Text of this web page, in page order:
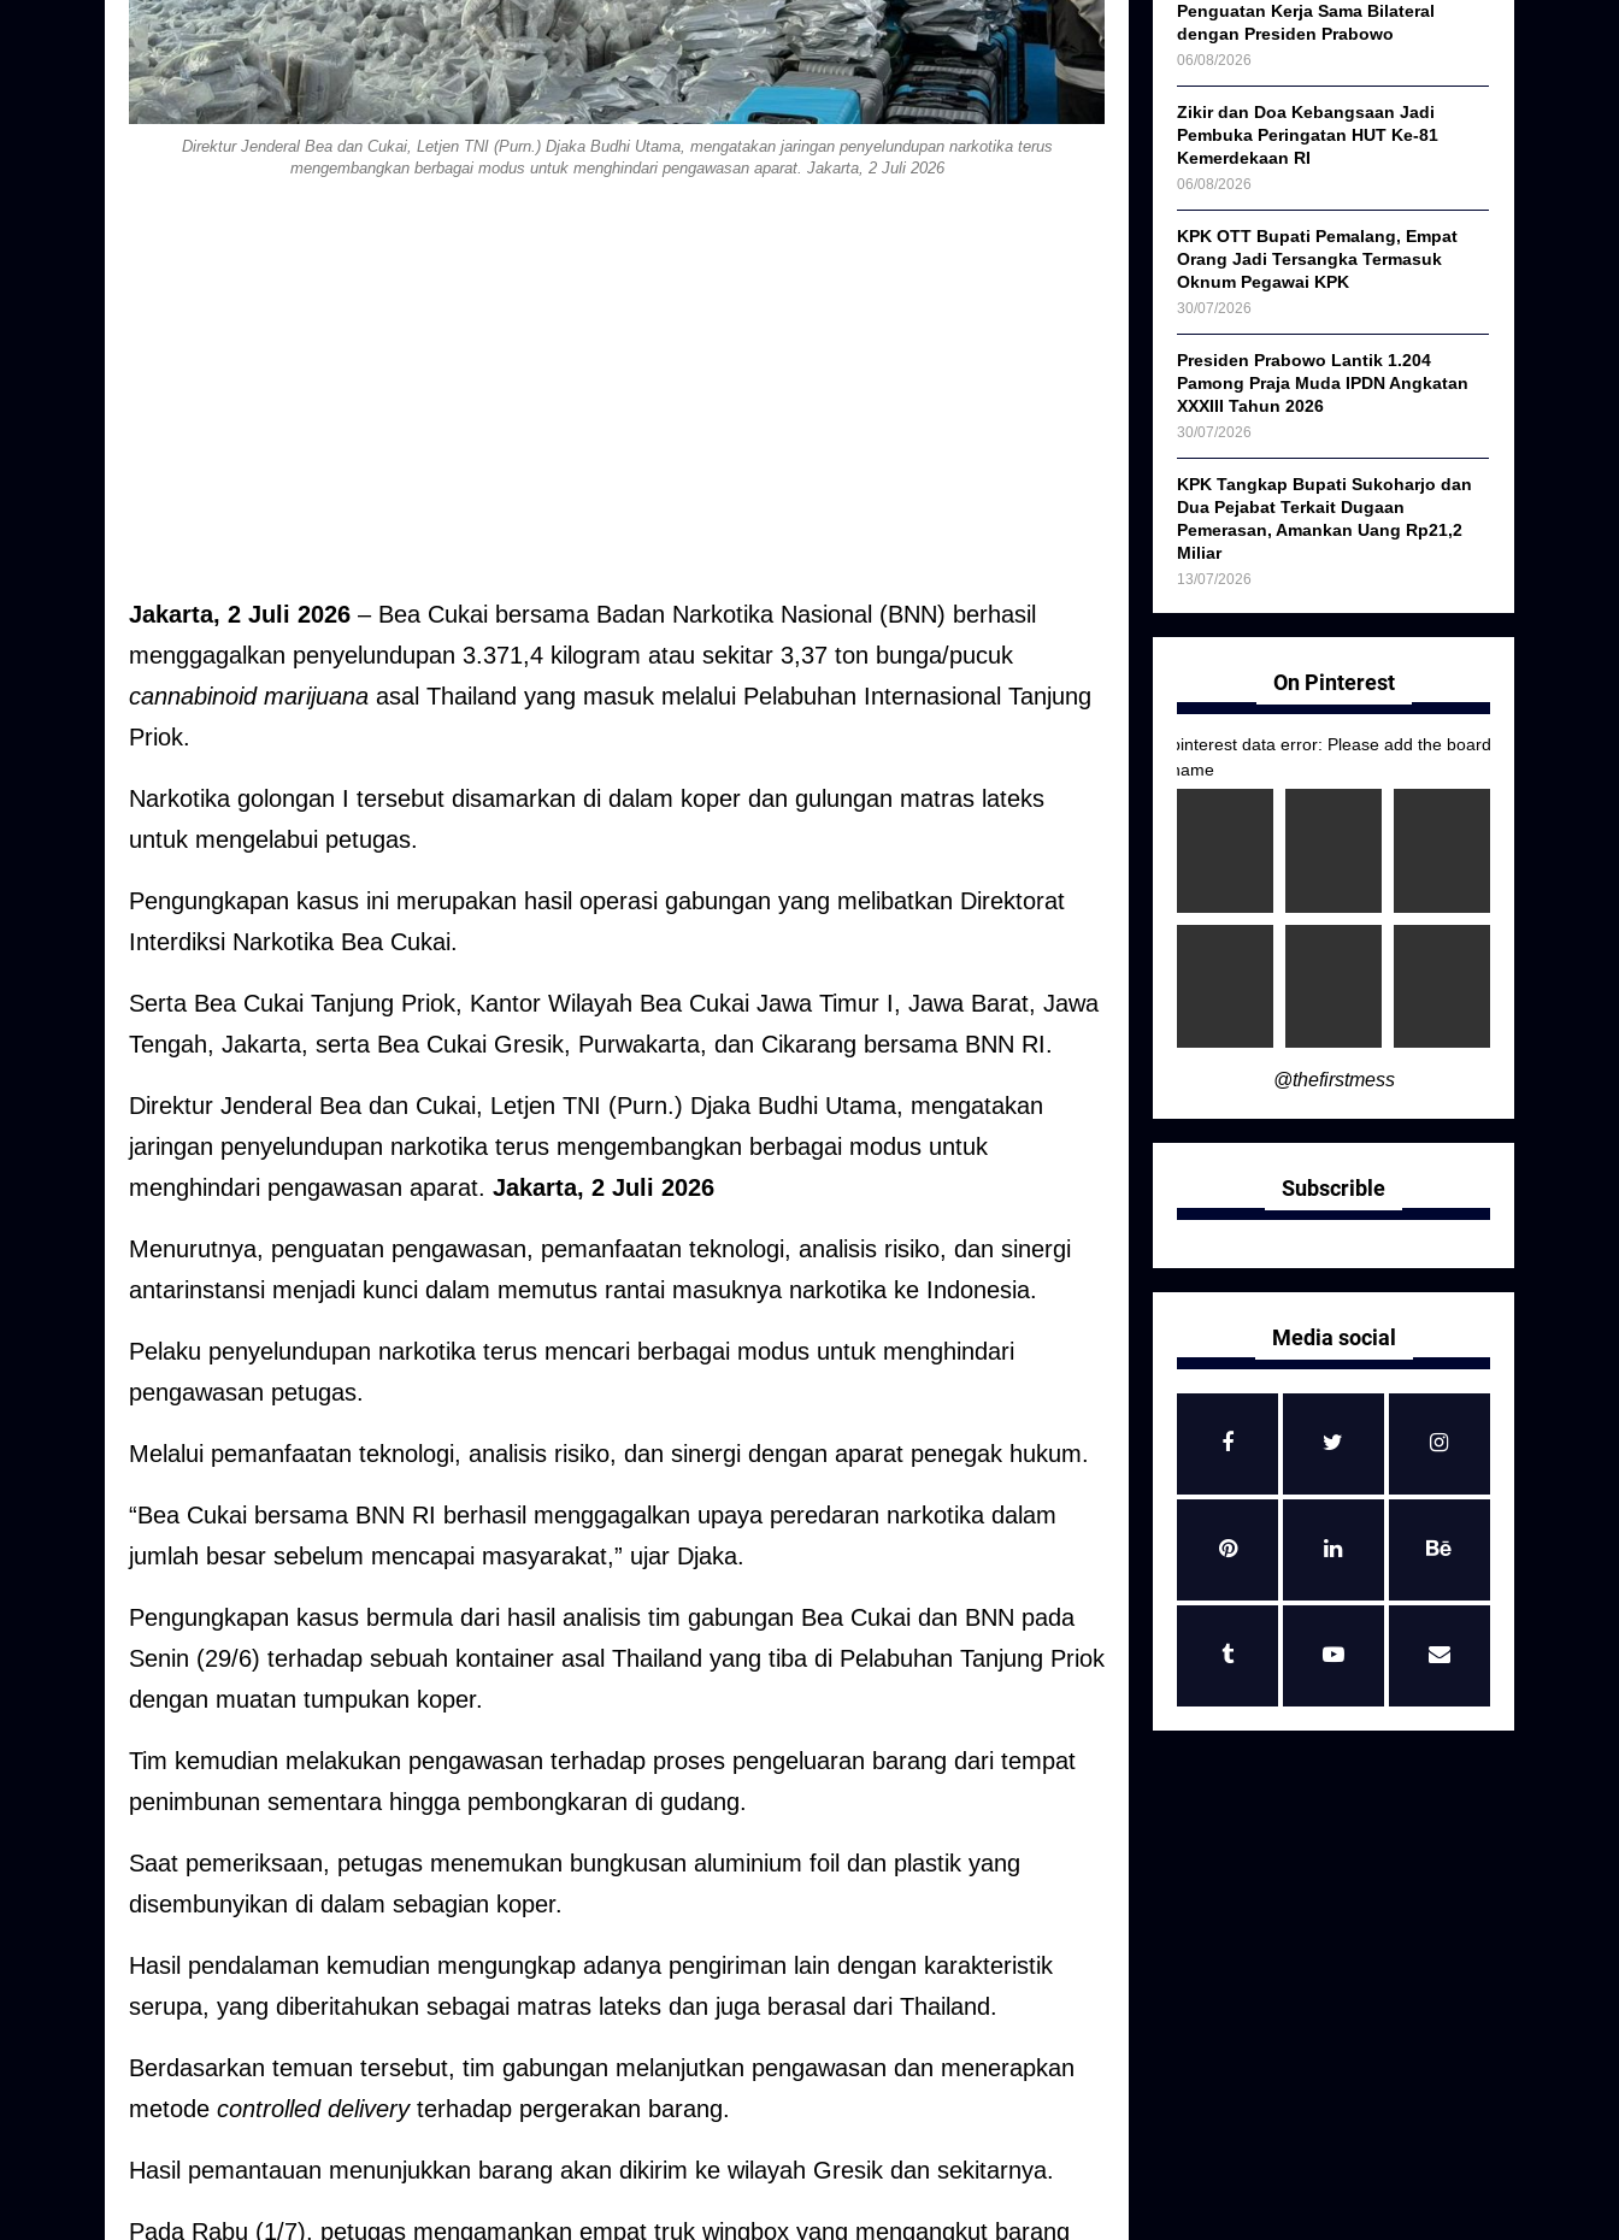
Direktur Jenderal Bea dan Cukai, Letjen TNI (Purn.) Djaka Budhi Utama, mengatakan jaringan penyelundupan narkotika terus
mengembangkan berbagai modus untuk menghindari pengawasan aparat. Jakarta, 2 Juli 2026
Jakarta, 2 Juli 2026 – Bea Cukai bersama Badan Narkotika Nasional (BNN) berhasil
menggagalkan penyelundupan 3.371,4 kilogram atau sekitar 3,37 ton bunga/pucuk
cannabinoid marijuana asal Thailand yang masuk melalui Pelabuhan Internasional Tanjung
Priok.
Narkotika golongan I tersebut disamarkan di dalam koper dan gulungan matras lateks
untuk mengelabui petugas.
Pengungkapan kasus ini merupakan hasil operasi gabungan yang melibatkan Direktorat
Interdiksi Narkotika Bea Cukai.
Serta Bea Cukai Tanjung Priok, Kantor Wilayah Bea Cukai Jawa Timur I, Jawa Barat, Jawa
Tengah, Jakarta, serta Bea Cukai Gresik, Purwakarta, dan Cikarang bersama BNN RI.
Direktur Jenderal Bea dan Cukai, Letjen TNI (Purn.) Djaka Budhi Utama, mengatakan
jaringan penyelundupan narkotika terus mengembangkan berbagai modus untuk
menghindari pengawasan aparat. Jakarta, 2 Juli 2026
Menurutnya, penguatan pengawasan, pemanfaatan teknologi, analisis risiko, dan sinergi
antarinstansi menjadi kunci dalam memutus rantai masuknya narkotika ke Indonesia.
Pelaku penyelundupan narkotika terus mencari berbagai modus untuk menghindari
pengawasan petugas.
Melalui pemanfaatan teknologi, analisis risiko, dan sinergi dengan aparat penegak hukum.
“Bea Cukai bersama BNN RI berhasil menggagalkan upaya peredaran narkotika dalam
jumlah besar sebelum mencapai masyarakat,” ujar Djaka.
Pengungkapan kasus bermula dari hasil analisis tim gabungan Bea Cukai dan BNN pada
Senin (29/6) terhadap sebuah kontainer asal Thailand yang tiba di Pelabuhan Tanjung Priok
dengan muatan tumpukan koper.
Tim kemudian melakukan pengawasan terhadap proses pengeluaran barang dari tempat
penimbunan sementara hingga pembongkaran di gudang.
Saat pemeriksaan, petugas menemukan bungkusan aluminium foil dan plastik yang
disembunyikan di dalam sebagian koper.
Hasil pendalaman kemudian mengungkap adanya pengiriman lain dengan karakteristik
serupa, yang diberitahukan sebagai matras lateks dan juga berasal dari Thailand.
Berdasarkan temuan tersebut, tim gabungan melanjutkan pengawasan dan menerapkan
metode controlled deliveryterhadap pergerakan barang.
Hasil pemantauan menunjukkan barang akan dikirim ke wilayah Gresik dan sekitarnya.
Pada Rabu (1/7), petugas mengamankan empat truk wingbox yang mengangkut barang
Penguatan Kerja Sama Bilateral
dengan Presiden Prabowo
06/08/2026
Zikir dan Doa Kebangsaan Jadi
Pembuka Peringatan HUT Ke-81
Kemerdekaan RI
06/08/2026
KPK OTT Bupati Pemalang, Empat
Orang Jadi Tersangka Termasuk
Oknum Pegawai KPK
30/07/2026
Presiden Prabowo Lantik 1.204
Pamong Praja Muda IPDN Angkatan
XXXIII Tahun 2026
30/07/2026
KPK Tangkap Bupati Sukoharjo dan
Dua Pejabat Terkait Dugaan
Pemerasan, Amankan Uang Rp21,2
Miliar
13/07/2026
On Pinterest
pinterest data error: Please add the board
name
@thefirstmess
Subscrible
Media social